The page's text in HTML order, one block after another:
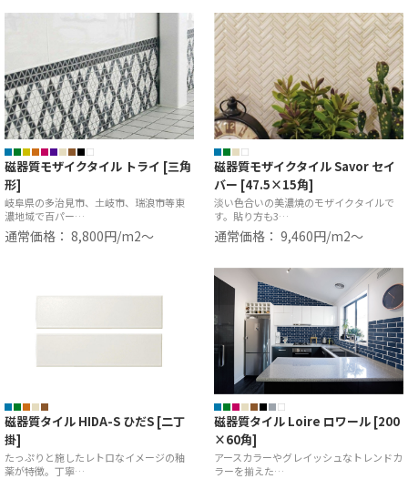
磁器質モザイクタイル トライ [三角
形]
岐阜県の多治見市、土岐市、瑞浪市等東
濃地域で百パー…
通常価格： 8,800円/m2〜
磁器質モザイクタイル Savor セイ
バー [47.5×15角]
淡い色合いの美濃焼のモザイクタイルで
す。貼り方も3…
通常価格： 9,460円/m2〜
磁器質タイル HIDA-S ひだS [二丁
掛]
たっぷりと施したレトロなイメージの釉
薬が特徴。丁寧…
磁器質タイル Loire ロワール [200
×60角]
アースカラーやグレイッシュなトレンドカ
ラーを揃えた…